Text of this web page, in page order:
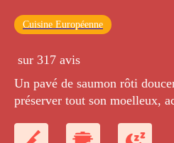
Cuisine Européenne
sur 317 avis
Un pavé de saumon rôti
préserver tout son moelleux,